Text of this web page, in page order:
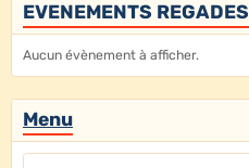
EVENEMENTS REGADES
Aucun évènement à afficher.
Menu